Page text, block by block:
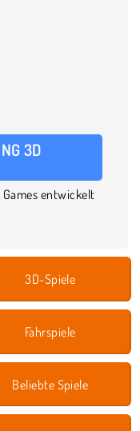
3D
entwickelt
3D-Spiele
Fahrspiele
Beliebte Spiele